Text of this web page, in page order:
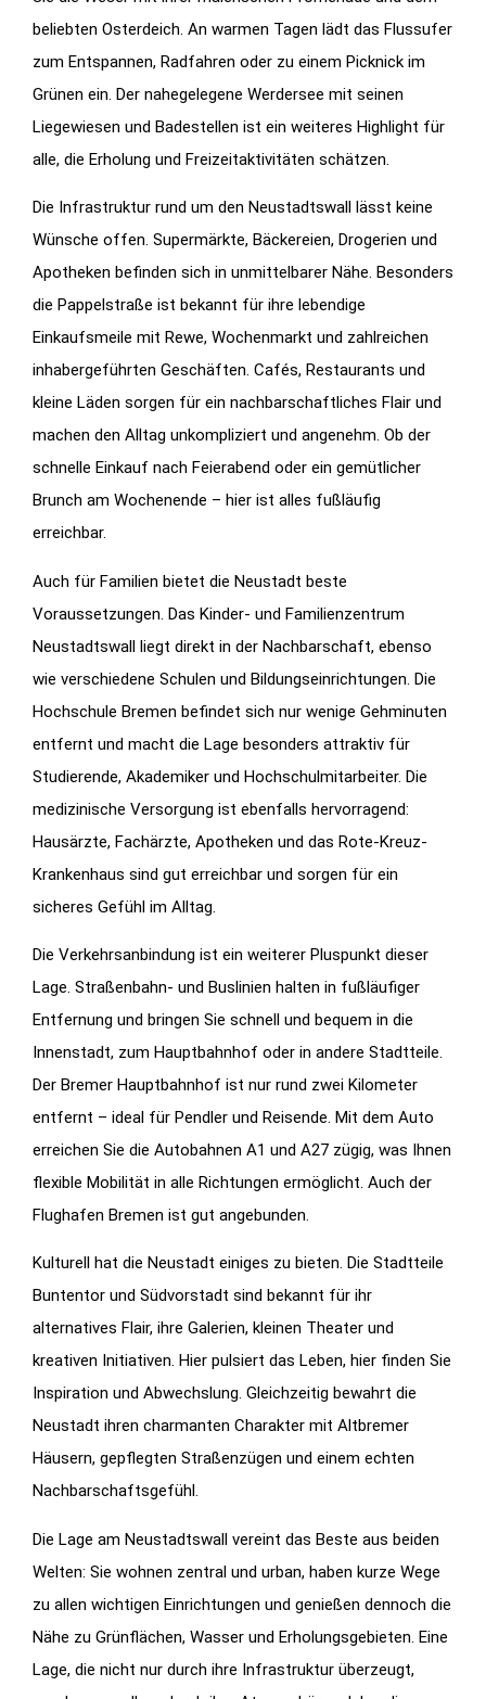
beliebten Osterdeich. An warmen Tagen lädt das Flussufer
zum Entspannen, Radfahren oder zu einem Picknick im
Grünen ein. Der nahegelegene Werdersee mit seinen
Liegewiesen und Badestellen ist ein weiteres Highlight für
alle, die Erholung und Freizeitaktivitäten schätzen.
Die Infrastruktur rund um den Neustadtswall lässt keine
Wünsche offen. Supermärkte, Bäckereien, Drogerien und
Apotheken befinden sich in unmittelbarer Nähe. Besonders
die Pappelstraße ist bekannt für ihre lebendige
Einkaufsmeile mit Rewe, Wochenmarkt und zahlreichen
inhabergeführten Geschäften. Cafés, Restaurants und
kleine Läden sorgen für ein nachbarschaftliches Flair und
machen den Alltag unkompliziert und angenehm. Ob der
schnelle Einkauf nach Feierabend oder ein gemütlicher
Brunch am Wochenende – hier ist alles fußläufig
erreichbar.
Auch für Familien bietet die Neustadt beste
Voraussetzungen. Das Kinder- und Familienzentrum
Neustadtswall liegt direkt in der Nachbarschaft, ebenso
wie verschiedene Schulen und Bildungseinrichtungen. Die
Hochschule Bremen befindet sich nur wenige Gehminuten
entfernt und macht die Lage besonders attraktiv für
Studierende, Akademiker und Hochschulmitarbeiter. Die
medizinische Versorgung ist ebenfalls hervorragend:
Hausärzte, Fachärzte, Apotheken und das Rote-Kreuz-
Krankenhaus sind gut erreichbar und sorgen für ein
sicheres Gefühl im Alltag.
Die Verkehrsanbindung ist ein weiterer Pluspunkt dieser
Lage. Straßenbahn- und Buslinien halten in fußläufiger
Entfernung und bringen Sie schnell und bequem in die
Innenstadt, zum Hauptbahnhof oder in andere Stadtteile.
Der Bremer Hauptbahnhof ist nur rund zwei Kilometer
entfernt – ideal für Pendler und Reisende. Mit dem Auto
erreichen Sie die Autobahnen A1 und A27 zügig, was Ihnen
flexible Mobilität in alle Richtungen ermöglicht. Auch der
Flughafen Bremen ist gut angebunden.
Kulturell hat die Neustadt einiges zu bieten. Die Stadtteile
Buntentor und Südvorstadt sind bekannt für ihr
alternatives Flair, ihre Galerien, kleinen Theater und
kreativen Initiativen. Hier pulsiert das Leben, hier finden Sie
Inspiration und Abwechslung. Gleichzeitig bewahrt die
Neustadt ihren charmanten Charakter mit Altbremer
Häusern, gepflegten Straßenzügen und einem echten
Nachbarschaftsgefühl.
Die Lage am Neustadtswall vereint das Beste aus beiden
Welten: Sie wohnen zentral und urban, haben kurze Wege
zu allen wichtigen Einrichtungen und genießen dennoch die
Nähe zu Grünflächen, Wasser und Erholungsgebieten. Eine
Lage, die nicht nur durch ihre Infrastruktur überzeugt,